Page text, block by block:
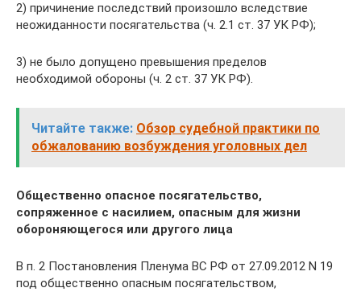
2) причинение последствий произошло вследствие
неожиданности посягательства (ч. 2.1 ст. 37 УК РФ);
3) не было допущено превышения пределов
необходимой обороны (ч. 2 ст. 37 УК РФ).
Читайте также: Обзор судебной практики по
обжалованию возбуждения уголовных дел
Общественно опасное посягательство,
сопряженное с насилием, опасным для жизни
обороняющегося или другого лица
В п. 2 Постановления Пленума ВС РФ от 27.09.2012 N 19
под общественно опасным посягательством,